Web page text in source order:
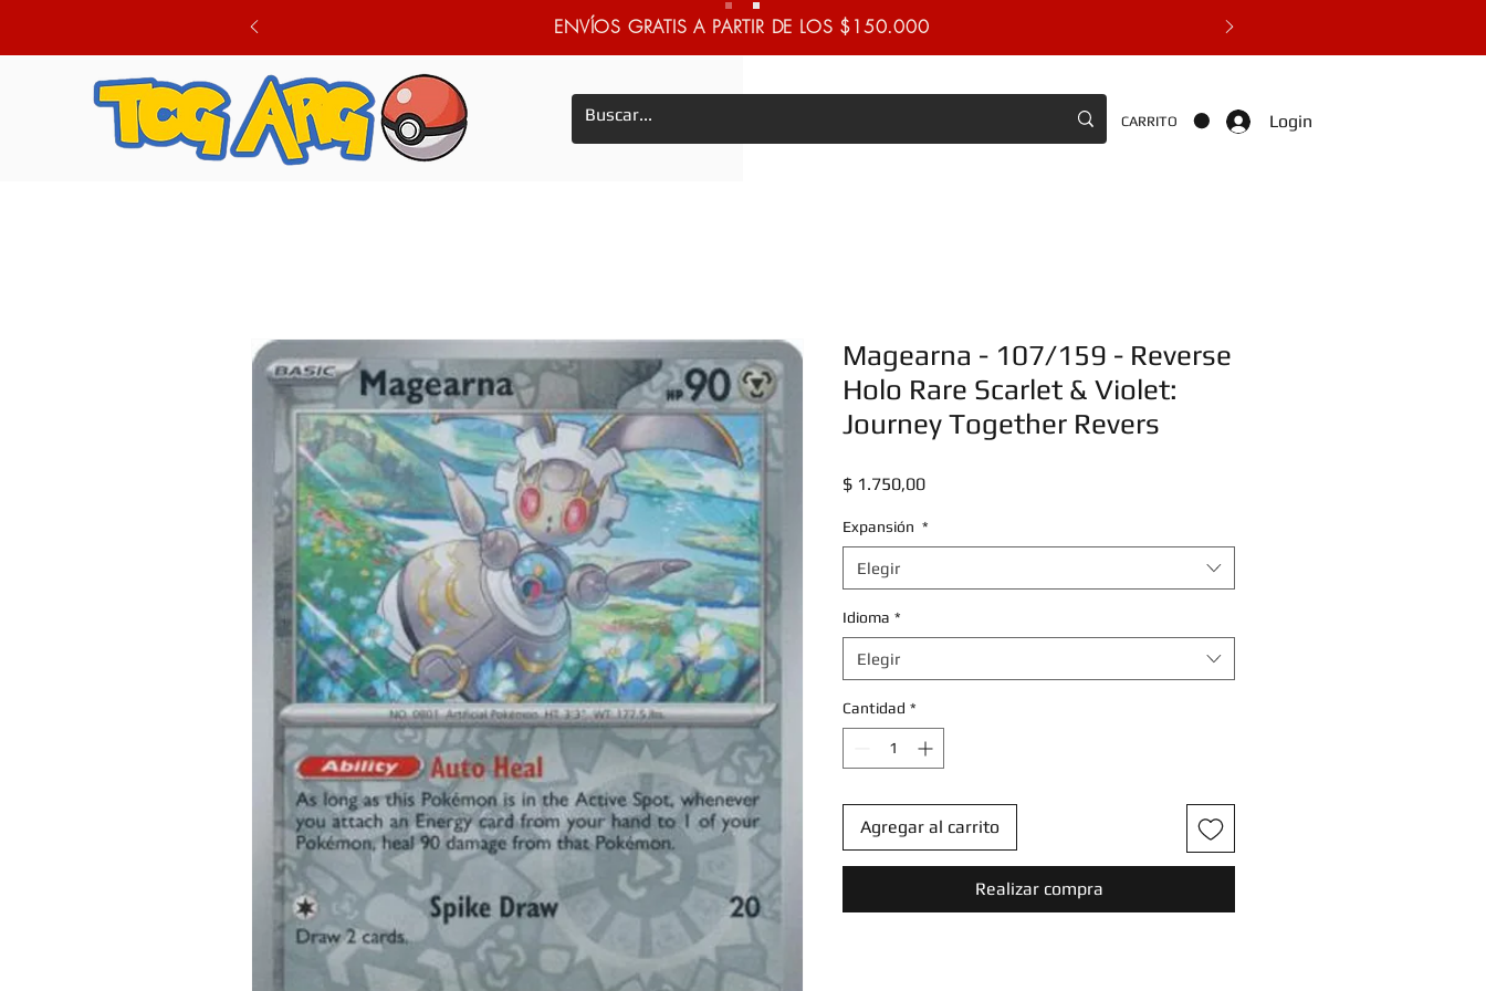
ENVÍOS GRATIS A PARTIR DE LOS $150.000
CARRITO Login
Magearna - 107/159 - Reverse
Holo Rare Scarlet & Violet:
Journey Together Revers
$ 1.750,00Precio
Expansión *
Elegir
Idioma *
Elegir
Cantidad *
Agregar al carrito
Realizar compra